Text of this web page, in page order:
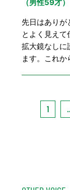
（男性59才）
先日はありが
とよく見え
拡大鏡なしに
ます。これか
1